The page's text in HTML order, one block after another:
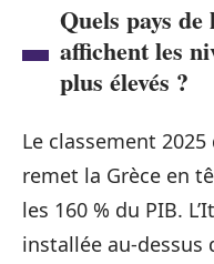
Quels pays de
affichent les
plus élevés ?
Le classement
remet la Grèce en
les 160 % du PIB.
installée au-dessus